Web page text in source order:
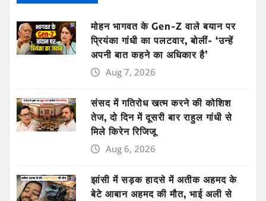
मोहन भागवत के Gen-Z वाले बयान पर
प्रियंका गांधी का पलटवार, बोलीं- ‘उन्हें
अपनी बात कहने का अधिकार है’
Aug 7, 2026
संसद में गतिरोध खत्म करने की कोशिश
तेज, दो दिन में दूसरी बार राहुल गांधी से
मिले किरेन रिजिजू
Aug 6, 2026
झांसी में सड़क हादसे में अतीक अहमद के
बेटे आबान अहमद की मौत, भाई अली से